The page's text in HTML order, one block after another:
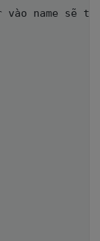
vào name sẽ